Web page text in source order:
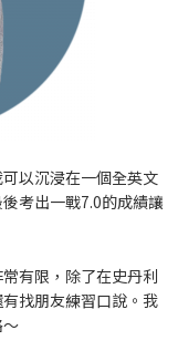
以沉浸在一個全英文
考出一戰7.0的成績讓
有限，除了在史丹利
找朋友練習口說。我